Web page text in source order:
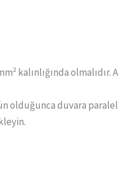
kalınlığında
olduğunca duvara